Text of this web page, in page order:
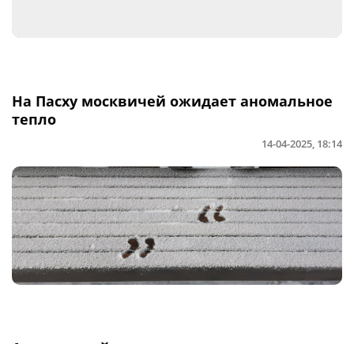
На Пасху москвичей ожидает аномальное
тепло
14-04-2025, 18:14